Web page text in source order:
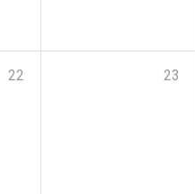
22 23